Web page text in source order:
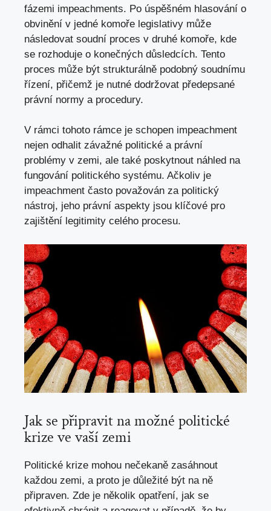
fázemi impeachments. Po úspěšném hlasování o
obvinění v jedné komoře legislativy může
následovat soudní proces v druhé komoře, kde
se rozhoduje o konečných důsledcích. Tento
proces může být strukturálně podobný soudnímu
řízení, přičemž je nutné dodržovat předepsané
právní normy a procedury.
V rámci tohoto rámce je schopen impeachment
nejen odhalit závažné politické a právní
problémy v zemi, ale také poskytnout náhled na
fungování politického systému. Ačkoliv je
impeachment často považován za politický
nástroj, jeho právní aspekty jsou klíčové pro
zajištění legitimity celého procesu.
Jak se připravit na možné politické
krize ve vaší zemi
Politické krize mohou nečekaně zasáhnout
každou zemi, a proto je důležité být na ně
připraven. Zde je několik opatření, jak se